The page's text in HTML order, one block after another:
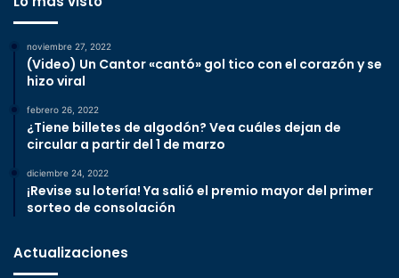
noviembre 27, 2022
(Video) Un Cantor «cantó» gol tico con el corazón y se
hizo viral
febrero 26, 2022
¿Tiene billetes de algodón? Vea cuáles dejan de
circular a partir del 1 de marzo
diciembre 24, 2022
¡Revise su lotería! Ya salió el premio mayor del primer
sorteo de consolación
Actualizaciones